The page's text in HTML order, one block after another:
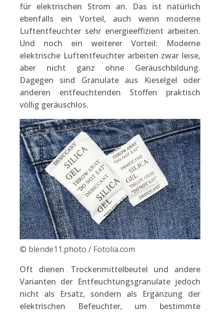
für elektrischen Strom an. Das ist natürlich
ebenfalls ein Vorteil, auch wenn moderne
Luftentfeuchter sehr energieeffizient arbeiten.
Und noch ein weiterer Vorteil: Moderne
elektrische Luftentfeuchter arbeiten zwar leise,
aber nicht ganz ohne Geräuschbildung.
Dagegen sind Granulate aus Kieselgel oder
anderen entfeuchtenden Stoffen praktisch
völlig geräuschlos.
© blende11.photo / Fotolia.com
Oft dienen Trockenmittelbeutel und andere
Varianten der Entfeuchtungsgranulate jedoch
nicht als Ersatz, sondern als Ergänzung der
elektrischen Befeuchter, um bestimmte